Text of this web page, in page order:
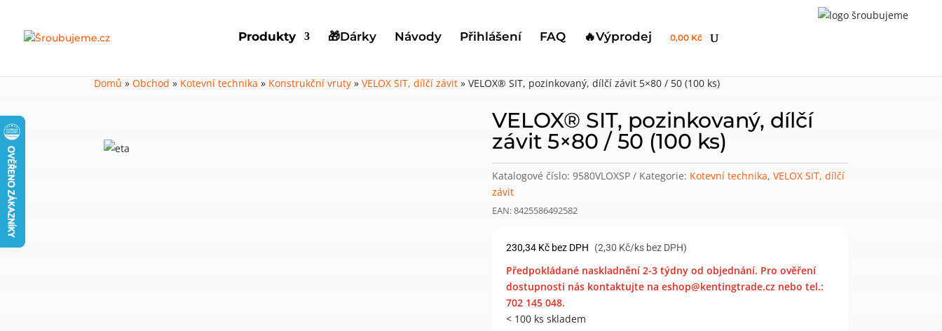
Produkty 🎁Dárky Návody Přihlášení FAQ 🔥Výprodej 0,00 Kč
Domů »Obchod » Kotevní technika » Konstrukční vruty »VELOX SIT, dílčí závit »VELOX® SIT, pozinkovaný, dílčí závit 5×80 / 50 (100 ks)
VELOX® SIT, pozinkovaný, dílčí
závit 5×80 / 50 (100 ks)
Katalogové číslo: 9580VLOXSP Kategorie: Kotevní technika, VELOX SIT, dílčí
závit
EAN: 8425586492582
230,34 Kč bez DPH (2,30 Kč/ks bez DPH)
Předpokládané naskladnění 2-3 týdny od objednání. Pro ověření
dostupnosti nás kontaktujte na eshop@kentingtrade.cz nebo tel.:
702 145 048.
< 100 ks skladem